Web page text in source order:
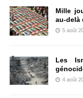
Mille
au-delà
5 août
Les
4 août